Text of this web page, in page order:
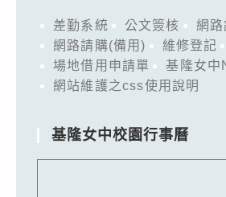
差勤系統 公文簽核
網路
網路請購(備用)
維修登記
場地借用申請單
基隆女
網站維護之css使用說明
基隆女中校園行事曆